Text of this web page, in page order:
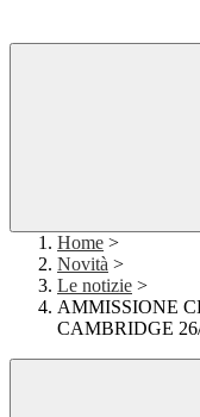
Home >
Novità >
Le notizie >
AMMISSIONE
CAMBRIDGE